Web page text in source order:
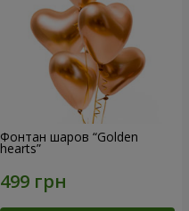
Фонтан шаров “Golden
hearts”